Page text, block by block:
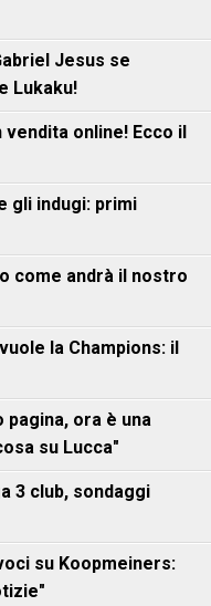
Jesus se
Lukaku!
vendita online! Ecco il
gli indugi: primi
come andrà il nostro
la Champions: il
pagina, ora è una
su Lucca"
3 club, sondaggi
su Koopmeiners: